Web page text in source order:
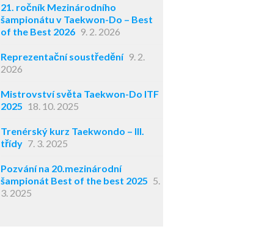
21. ročník Mezinárodního
šampionátu v Taekwon-Do – Best
of the Best 2026 9. 2. 2026
Reprezentační soustředění 9. 2.
2026
Mistrovství světa Taekwon-Do ITF
2025 18. 10. 2025
Trenérský kurz Taekwondo – III.
třídy 7. 3. 2025
Pozvání na 20.mezinárodní
šampionát Best of the best 2025 5.
3. 2025